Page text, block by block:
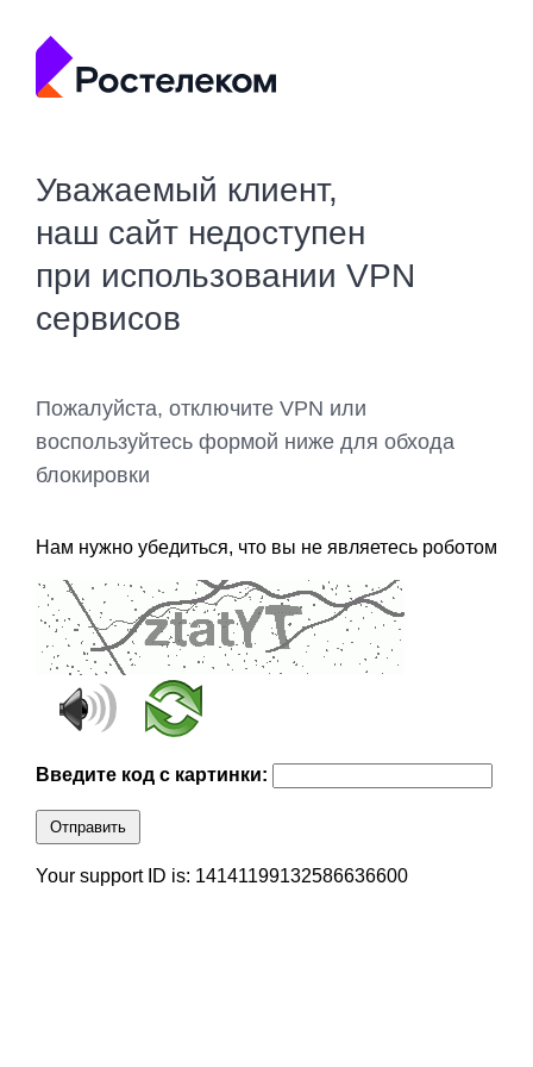
Уважаемый клиент,
наш сайт недоступен
при использовании VPN
сервисов
Пожалуйста, отключите VPN или
воспользуйтесь формой ниже для обхода
блокировки
Нам нужно убедиться, что вы не являетесь роботом
Введите код с картинки:
Отправить
Your support ID is: 14141199132586636600